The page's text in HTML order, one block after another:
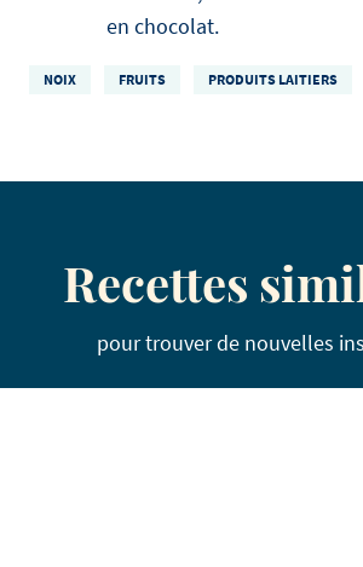
en chocolat.
NOIX FRUITS PRODUITS LAITIERS
Recettes
pour trouver de nouvelles